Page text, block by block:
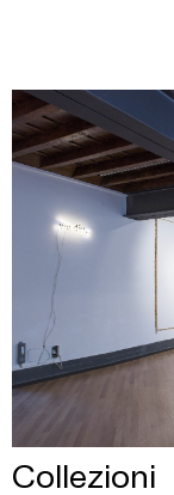
Collezioni